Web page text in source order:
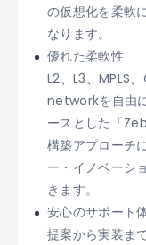
の仮想化を柔軟
なります。
優れた柔軟性
L2、L3、
networkを自由
ースとした「
構築アプローチ
ー・イノベーシ
きます。
安心のサポート
提案から実装ま